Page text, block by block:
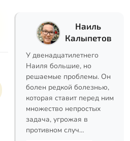
Наиль
Калыпетов
У двенадцатилетнего
Наиля большие, но
решаемые проблемы. Он
болен редкой болезнью,
которая ставит перед ним
множество непростых
задача, угрожая в
противном случ…